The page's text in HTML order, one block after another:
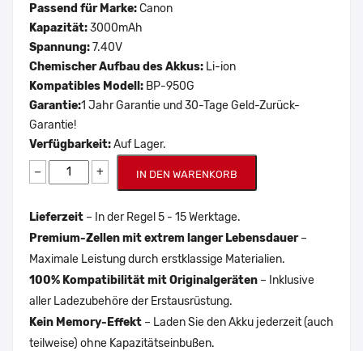
Passend für Marke:Canon
Kapazität:3000mAh
Spannung:7.40V
Chemischer Aufbau des Akkus: Li-ion
Kompatibles Modell: BP-950G
Garantie:1 Jahr Garantie und 30-Tage Geld-Zurück-
Garantie!
Verfügbarkeit:Auf Lager.
− + IN DEN WARENKORB
Lieferzeit – In der Regel 5 - 15 Werktage.
Premium-Zellen mit extrem langer Lebensdauer–
Maximale Leistung durch erstklassige Materialien.
100% Kompatibilität mit Originalgeräten – Inklusive
aller Ladezubehöre der Erstausrüstung.
Kein Memory-Effekt – Laden Sie den Akku jederzeit (auch
teilweise) ohne Kapazitätseinbußen.